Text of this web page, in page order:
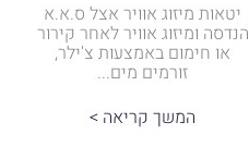
יטאות מיזוג אוויר אצל ס.א.א
הנדסה ומיזוג אוויר לאחר קירור
או חימום באמצעות צ'ילר,
זורמים מים...
המשך קריאה >